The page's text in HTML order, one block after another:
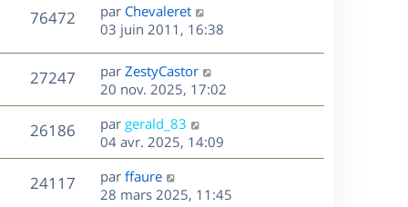
76472V
u
e
D
e
n
i
e
r
m
e
s
s
par Chevaleret
03 juin 2011, 16:38
27247V
u
e
s
D
e
r
n
i
e
r
m
par ZestyCastor
20 nov. 2025, 17:02
26186V
u
D
e
r
n
i
par gerald_83
04 avr. 2025, 14:09
24117V
D
e
par ffaure
28 mars 2025, 11:45